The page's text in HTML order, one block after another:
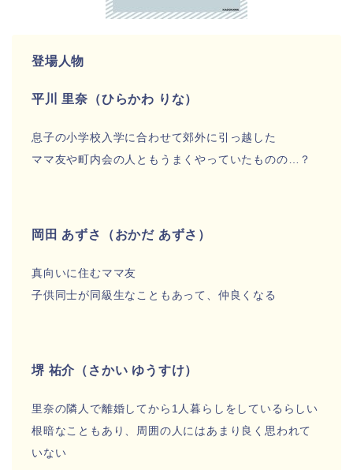
登場人物
平川 里奈（ひらかわ りな）
息子の小学校入学に合わせて郊外に引っ越した
ママ友や町内会の人ともうまくやっていたものの…？
岡田 あずさ（おかだ あずさ）
真向いに住むママ友
子供同士が同級生なこともあって、仲良くなる
堺 祐介（さかい ゆうすけ）
里奈の隣人で離婚してから1人暮らしをしているらしい
根暗なこともあり、周囲の人にはあまり良く思われて
いない